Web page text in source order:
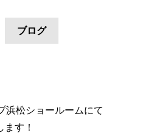
ブログ
浜松ショールームにて
す！